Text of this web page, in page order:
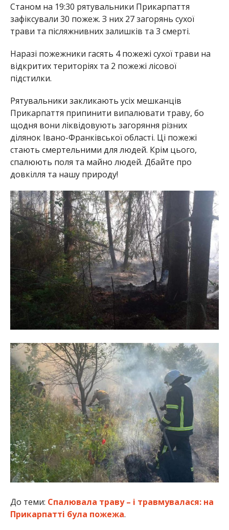
Станом на 19:30 рятувальники Прикарпаття
зафіксували 30 пожеж. З них 27 загорянь сухої
трави та післяжнивних залишків та 3 смерті.
Наразі пожежники гасять 4 пожежі сухої трави на
відкритих територіях та 2 пожежі лісової
підстилки.
Рятувальники закликають усіх мешканців
Прикарпаття припинити випалювати траву, бо
щодня вони ліквідовують загоряння різних
ділянок Івано-Франківської області. Ці пожежі
стають смертельними для людей. Крім цього,
спалюють поля та майно людей. Дбайте про
довкілля та нашу природу!
До теми: Спалювала траву – і травмувалася: на
Прикарпатті була пожежа.